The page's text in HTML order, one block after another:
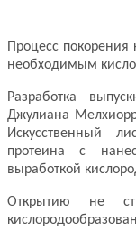
Процесс
необходимым
Разработка
Джулиана
Искусственный
протеина с
выработкой
Открытию не
кислородообразов